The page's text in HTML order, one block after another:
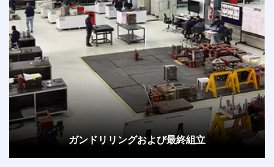
ガンドリリングおよび最終組立